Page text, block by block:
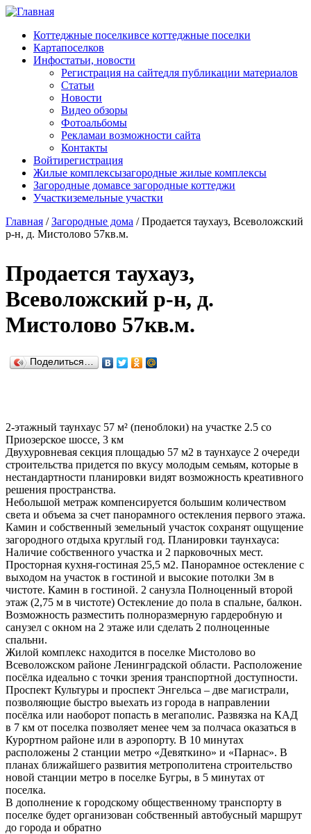
Перейти к основному содержанию
Коттеджные поселкивсе коттеджные поселки
Картапоселков
Инфостатьи, новости
Регистрация на сайтедля публикации материалов
Статьи
Новости
Видео обзоры
Фотоальбомы
Рекламаи возможности сайта
Контакты
Войтирегистрация
Жилые комплексызагородные жилые комплексы
Загородные домавсе загородные коттеджи
Участкиземельные участки
Главная / Загородные дома /Продается таухауз, Всеволожский
р-н, д. Мистолово 57кв.м.
Продается таухауз,
Всеволожский р-н, д.
Мистолово 57кв.м.
Поделиться…
2-этажный таунхаус 57 м² (пеноблоки) на участке 2.5 со
Приозерское шоссе, 3 км
Двухуровневая секция площадью 57 м2 в таунхаусе 2 очереди
строительства придется по вкусу молодым семьям, которые в
нестандартности планировки видят возможность креативного
решения пространства.
Небольшой метраж компенсируется большим количеством
света и объема за счет панорамного остекления первого этажа.
Камин и собственный земельный участок сохранят ощущение
загородного отдыха круглый год. Планировки таунхауса:
Наличие собственного участка и 2 парковочных мест.
Просторная кухня-гостиная 25,5 м2. Панорамное остекление с
выходом на участок в гостиной и высокие потолки 3м в
чистоте. Камин в гостиной. 2 санузла Полноценный второй
этаж (2,75 м в чистоте) Остекление до пола в спальне, балкон.
Возможность разместить полноразмерную гардеробную и
санузел с окном на 2 этаже или сделать 2 полноценные
спальни.
Жилой комплекс находится в поселке Мистолово во
Всеволожском районе Ленинградской области. Расположение
посёлка идеально с точки зрения транспортной доступности.
Проспект Культуры и проспект Энгельса – две магистрали,
позволяющие быстро выехать из города в направлении
посёлка или наоборот попасть в мегаполис. Развязка на КАД
в 7 км от поселка позволяет менее чем за полчаса оказаться в
Курортном районе или в аэропорту. В 10 минутах
расположены 2 станции метро «Девяткино» и «Парнас». В
планах ближайшего развития метрополитена строительство
новой станции метро в поселке Бугры, в 5 минутах от
поселка.
В дополнение к городскому общественному транспорту в
поселке будет организован собственный автобусный маршрут
до города и обратно